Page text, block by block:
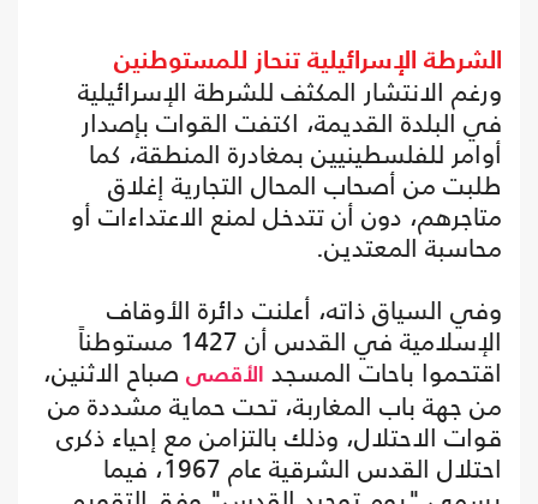
الشرطة الإسرائيلية تنحاز للمستوطنين
ورغم الانتشار المكثف للشرطة الإسرائيلية
في البلدة القديمة، اكتفت القوات بإصدار
أوامر للفلسطينيين بمغادرة المنطقة، كما
طلبت من أصحاب المحال التجارية إغلاق
متاجرهم، دون أن تتدخل لمنع الاعتداءات أو
محاسبة المعتدين.
وفي السياق ذاته، أعلنت دائرة الأوقاف
الإسلامية في القدس أن 1427 مستوطناً
اقتحموا باحات المسجد الأقصى صباح الاثنين،
من جهة باب المغاربة، تحت حماية مشددة من
قوات الاحتلال، وذلك بالتزامن مع إحياء ذكرى
احتلال القدس الشرقية عام 1967، فيما